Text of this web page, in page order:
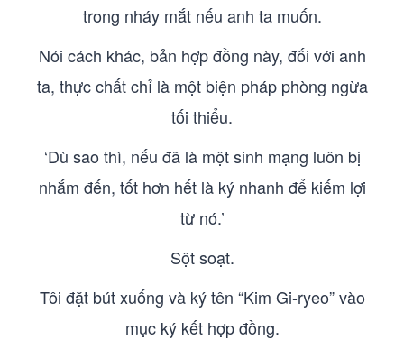
trong nháy mắt nếu anh ta muốn.
Nói cách khác, bản hợp đồng này, đối với anh
ta, thực chất chỉ là một biện pháp phòng ngừa
tối thiểu.
‘Dù sao thì, nếu đã là một sinh mạng luôn bị
nhắm đến, tốt hơn hết là ký nhanh để kiếm lợi
từ nó.’
Sột soạt.
Tôi đặt bút xuống và ký tên “Kim Gi-ryeo” vào
mục ký kết hợp đồng.